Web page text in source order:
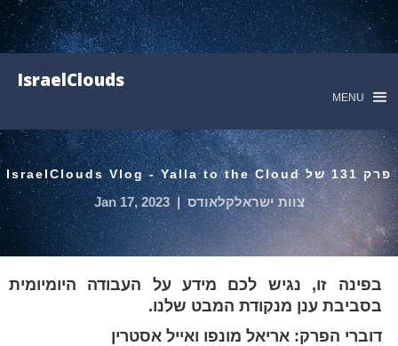
IsraelClouds
MENU
פרק 131 של IsraelClouds Vlog - Yalla to the Cloud
צוות ישראלקלאודס |
Jan 17, 2023
בפינה זו, נגיש לכם מידע על העבודה היומיומית
בסביבת ענן מנקודת המבט שלנו.
דוברי הפרק: אריאל מונפו ואייל אסטרין